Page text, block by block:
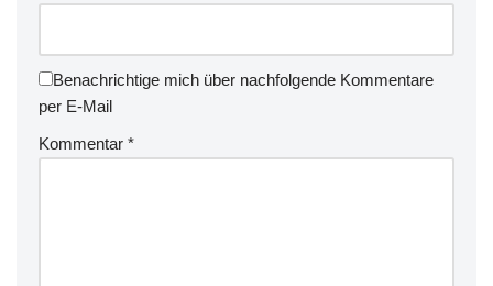
Benachrichtige mich über nachfolgende Kommentare
per E-Mail
Kommentar *